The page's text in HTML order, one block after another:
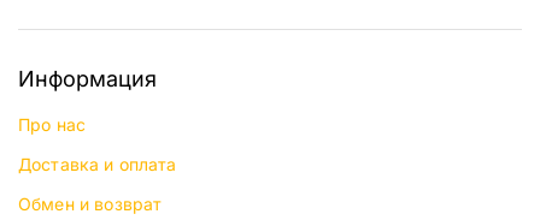
Информация
Про нас
Доставка и оплата
Обмен и возврат